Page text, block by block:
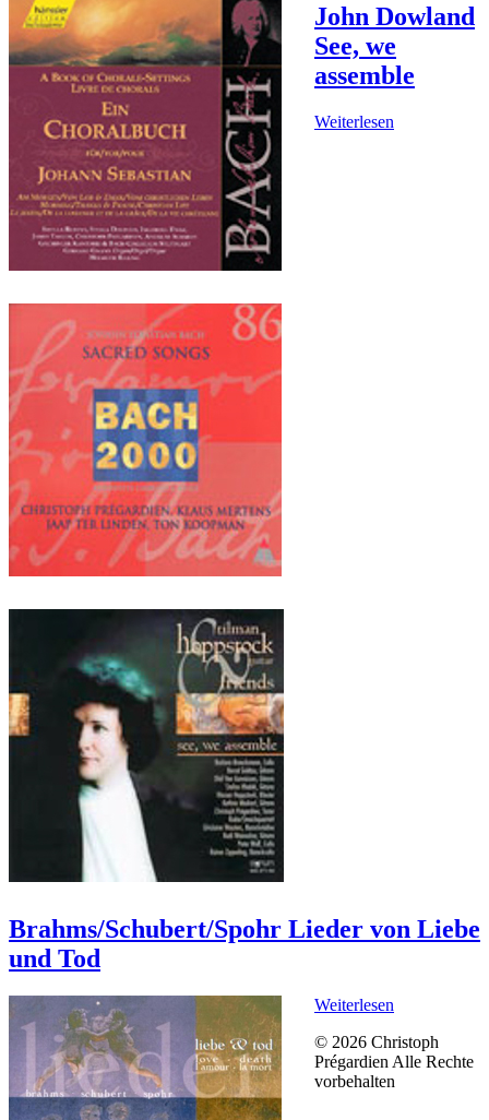
John Dowland
See, we
assemble
Weiterlesen
Brahms/Schubert/Spohr Lieder von Liebe
und Tod
Weiterlesen
© 2026 Christoph
Prégardien Alle Rechte
vorbehalten